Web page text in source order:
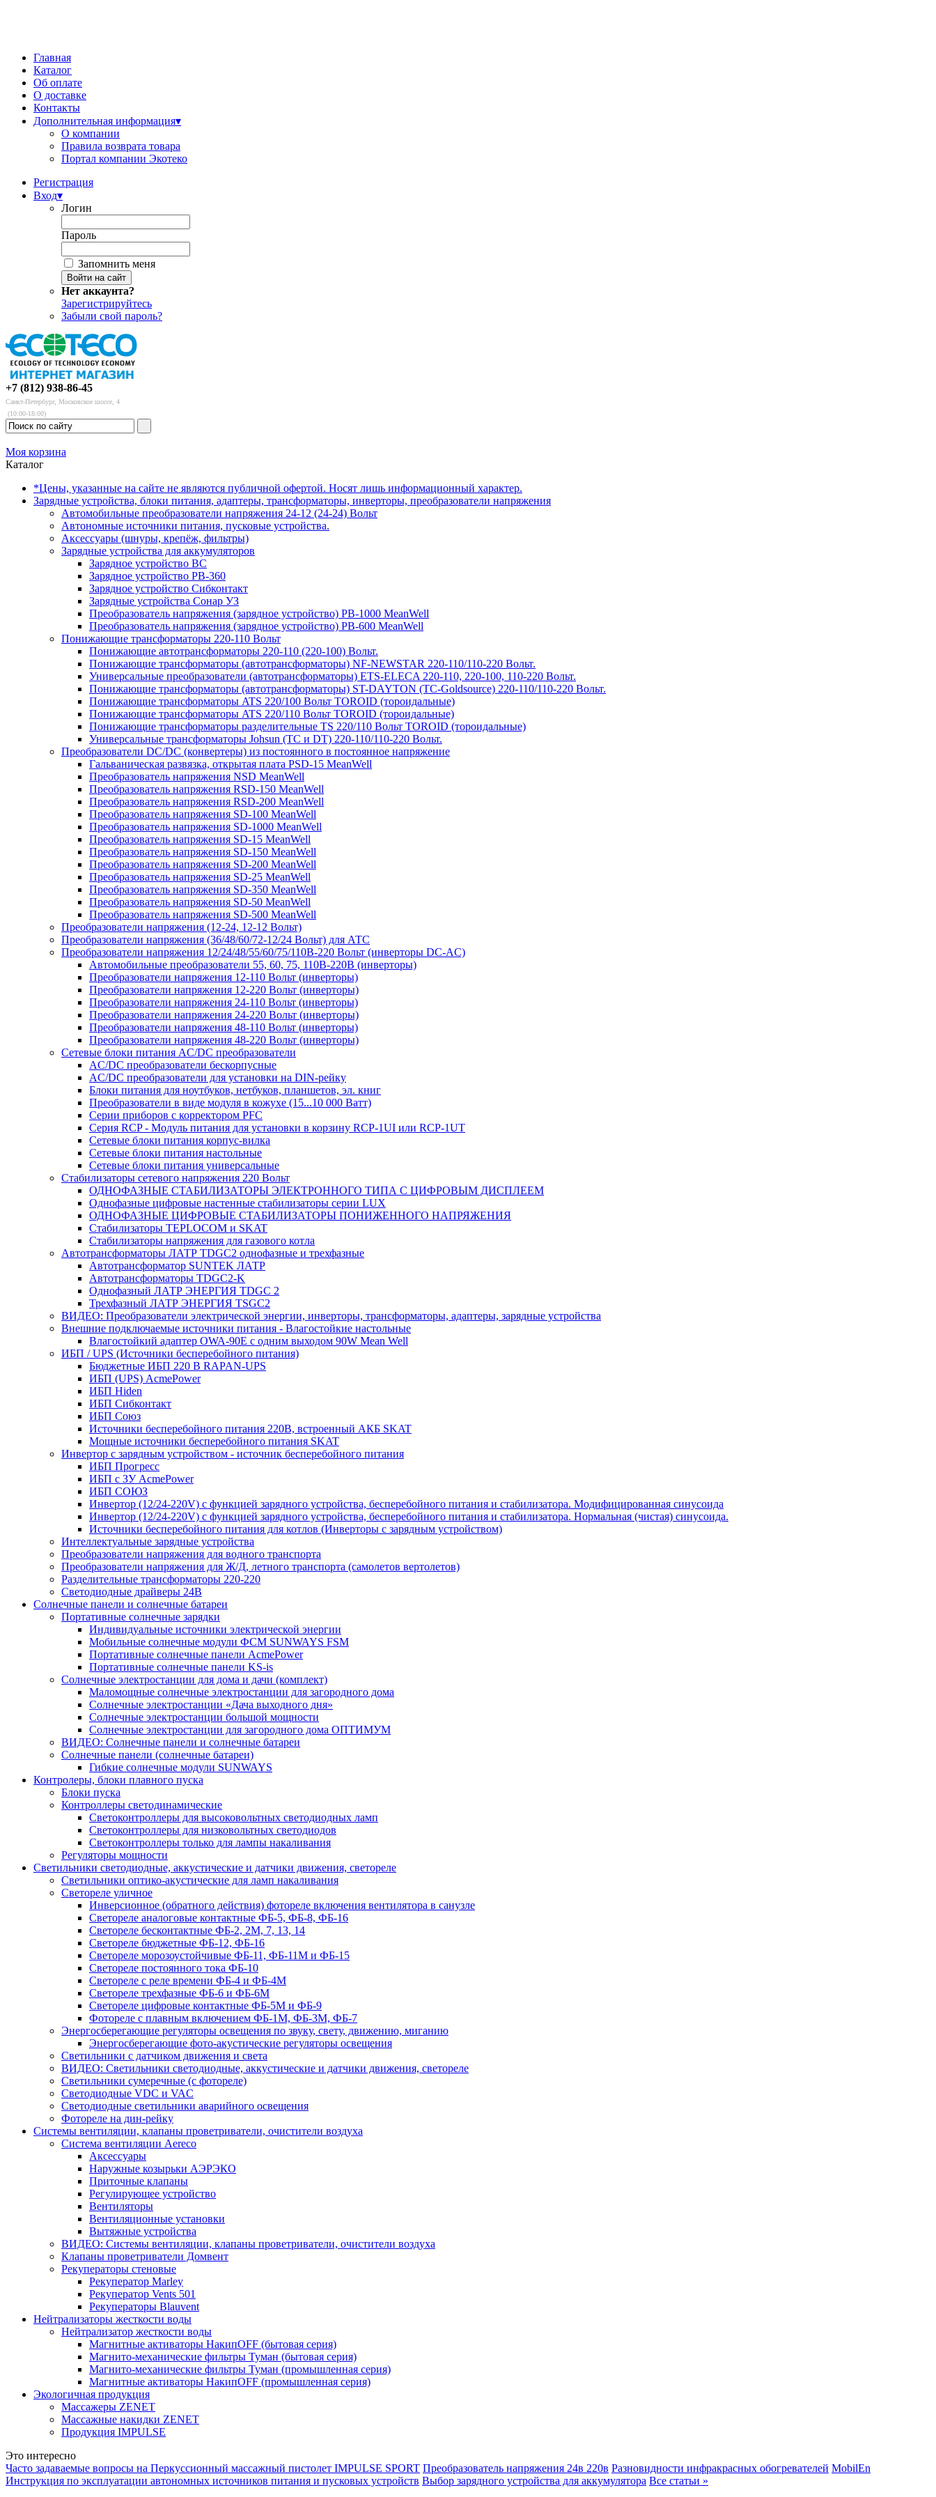
Главная
Каталог
Об оплате
О доставке
Контакты
Дополнительная информация▾
О компании
Правила возврата товара
Портал компании Экотеко
Регистрация
Вход▾
Логин
Пароль
Запомнить меня
Нет аккаунта?
Зарегистрируйтесь
Забыли свой пароль?
+7 (812) 938-86-45
Санкт-Петербург, Московское шоссе, 4
(10:00-18:00)
Моя корзина
Каталог
*Цены, указанные на сайте не являются публичной офертой. Носят лишь информационный характер.
Зарядные устройства, блоки питания, адаптеры, трансформаторы, инверторы, преобразователи напряжения
Автомобильные преобразователи напряжения 24-12 (24-24) Вольт
Автономные источники питания, пусковые устройства.
Аксессуары (шнуры, крепёж, фильтры)
Зарядные устройства для аккумуляторов
Зарядное устройство BC
Зарядное устройство PB-360
Зарядное устройство Сибконтакт
Зарядные устройства Сонар УЗ
Преобразователь напряжения (зарядное устройство) PB-1000 MeanWell
Преобразователь напряжения (зарядное устройство) PB-600 MeanWell
Понижающие трансформаторы 220-110 Вольт
Понижающие автотрансформаторы 220-110 (220-100) Вольт.
Понижающие трансформаторы (автотрансформаторы) NF-NEWSTAR 220-110/110-220 Вольт.
Универсальные преобразователи (автотрансформаторы) ETS-ELECA 220-110, 220-100, 110-220 Вольт.
Понижающие трансформаторы (автотрансформаторы) ST-DAYTON (TC-Goldsource) 220-110/110-220 Вольт.
Понижающие трансформаторы ATS 220/100 Вольт TOROID (тороидальные)
Понижающие трансформаторы ATS 220/110 Вольт TOROID (тороидальные)
Понижающие трансформаторы разделительные TS 220/110 Вольт TOROID (тороидальные)
Универсальные трансформаторы Johsun (TС и DT) 220-110/110-220 Вольт.
Преобразователи DC/DC (конвертеры) из постоянного в постоянное напряжение
Гальваническая развязка, открытая плата PSD-15 MeanWell
Преобразователь напряжения NSD MeanWell
Преобразователь напряжения RSD-150 MeanWell
Преобразователь напряжения RSD-200 MeanWell
Преобразователь напряжения SD-100 MeanWell
Преобразователь напряжения SD-1000 MeanWell
Преобразователь напряжения SD-15 MeanWell
Преобразователь напряжения SD-150 MeanWell
Преобразователь напряжения SD-200 MeanWell
Преобразователь напряжения SD-25 MeanWell
Преобразователь напряжения SD-350 MeanWell
Преобразователь напряжения SD-50 MeanWell
Преобразователь напряжения SD-500 MeanWell
Преобразователи напряжения (12-24, 12-12 Вольт)
Преобразователи напряжения (36/48/60/72-12/24 Вольт) для АТС
Преобразователи напряжения 12/24/48/55/60/75/110В-220 Вольт (инверторы DC-AC)
Автомобильные преобразователи 55, 60, 75, 110В-220В (инверторы)
Преобразователи напряжения 12-110 Вольт (инверторы)
Преобразователи напряжения 12-220 Вольт (инверторы)
Преобразователи напряжения 24-110 Вольт (инверторы)
Преобразователи напряжения 24-220 Вольт (инверторы)
Преобразователи напряжения 48-110 Вольт (инверторы)
Преобразователи напряжения 48-220 Вольт (инверторы)
Сетевые блоки питания AC/DC преобразователи
AC/DC преобразователи бескорпусные
AC/DC преобразователи для установки на DIN-рейку
Блоки питания для ноутбуков, нетбуков, планшетов, эл. книг
Преобразователи в виде модуля в кожухе (15...10 000 Ватт)
Серии приборов с корректором PFC
Серия RCP - Модуль питания для установки в корзину RCP-1UI или RCP-1UT
Сетевые блоки питания корпус-вилка
Сетевые блоки питания настольные
Сетевые блоки питания универсальные
Стабилизаторы сетевого напряжения 220 Вольт
ОДНОФАЗНЫЕ СТАБИЛИЗАТОРЫ ЭЛЕКТРОННОГО ТИПА С ЦИФРОВЫМ ДИСПЛЕЕМ
Однофазные цифровые настенные стабилизаторы серии LUX
ОДНОФАЗНЫЕ ЦИФРОВЫЕ СТАБИЛИЗАТОРЫ ПОНИЖЕННОГО НАПРЯЖЕНИЯ
Стабилизаторы TEPLOCOM и SKAT
Стабилизаторы напряжения для газового котла
Автотрансформаторы ЛАТР TDGC2 однофазные и трехфазные
Автотрансформатор SUNTEK ЛАТР
Автотрансформаторы TDGC2-K
Однофазный ЛАТР ЭНЕРГИЯ TDGC 2
Трехфазный ЛАТР ЭНЕРГИЯ TSGC2
ВИДЕО: Преобразователи электрической энергии, инверторы, трансформаторы, адаптеры, зарядные устройства
Внешние подключаемые источники питания - Влагостойкие настольные
Влагостойкий адаптер OWA-90E с одним выходом 90W Mean Well
ИБП / UPS (Источники бесперебойного питания)
Бюджетные ИБП 220 В RAPAN-UPS
ИБП (UPS) AcmePower
ИБП Hiden
ИБП Сибконтакт
ИБП Союз
Источники бесперебойного питания 220В, встроенный АКБ SKAT
Мощные источники бесперебойного питания SKAT
Инвертор с зарядным устройством - источник бесперебойного питания
ИБП Прогресс
ИБП с ЗУ AcmePower
ИБП СОЮЗ
Инвертор (12/24-220V) с функцией зарядного устройства, бесперебойного питания и стабилизатора. Модифицированная синусоида
Инвертор (12/24-220V) с функцией зарядного устройства, бесперебойного питания и стабилизатора. Нормальная (чистая) синусоида.
Источники бесперебойного питания для котлов (Инверторы с зарядным устройством)
Интеллектуальные зарядные устройства
Преобразователи напряжения для водного транспорта
Преобразователи напряжения для Ж/Д, летного транспорта (самолетов вертолетов)
Разделительные трансформаторы 220-220
Светодиодные драйверы 24В
Солнечные панели и солнечные батареи
Портативные солнечные зарядки
Индивидуальные источники электрической энергии
Мобильные солнечные модули ФСМ SUNWAYS FSM
Портативные солнечные панели AcmePower
Портативные солнечные панели KS-is
Солнечные электростанции для дома и дачи (комплект)
Маломощные солнечные электростанции для загородного дома
Солнечные электростанции «Дача выходного дня»
Солнечные электростанции большой мощности
Солнечные электростанции для загородного дома ОПТИМУМ
ВИДЕО: Солнечные панели и солнечные батареи
Солнечные панели (солнечные батареи)
Гибкие солнечные модули SUNWAYS
Контролеры, блоки плавного пуска
Блоки пуска
Контроллеры светодинамические
Светоконтроллеры для высоковольтных светодиодных ламп
Светоконтроллеры для низковольтных светодиодов
Светоконтроллеры только для лампы накаливания
Регуляторы мощности
Светильники светодиодные, аккустические и датчики движения, светореле
Светильники оптико-акустические для ламп накаливания
Светореле уличное
Инверсионное (обратного действия) фотореле включения вентилятора в санузле
Светореле аналоговые контактные ФБ-5, ФБ-8, ФБ-16
Светореле бесконтактные ФБ-2, 2М, 7, 13, 14
Светореле бюджетные ФБ-12, ФБ-16
Светореле морозоустойчивые ФБ-11, ФБ-11М и ФБ-15
Светореле постоянного тока ФБ-10
Светореле с реле времени ФБ-4 и ФБ-4М
Светореле трехфазные ФБ-6 и ФБ-6М
Светореле цифровые контактные ФБ-5М и ФБ-9
Фотореле с плавным включением ФБ-1М, ФБ-3М, ФБ-7
Энергосберегающие регуляторы освещения по звуку, свету, движению, миганию
Энергосберегающие фото-акустические регуляторы освещения
Светильники с датчиком движения и света
ВИДЕО: Светильники светодиодные, аккустические и датчики движения, светореле
Светильники сумеречные (с фотореле)
Светодиодные VDC и VAC
Светодиодные светильники аварийного освещения
Фотореле на дин-рейку
Системы вентиляции, клапаны проветриватели, очистители воздуха
Система вентиляции Aereco
Аксессуары
Наружные козырьки АЭРЭКО
Приточные клапаны
Регулирующее устройство
Вентиляторы
Вентиляционные установки
Вытяжные устройства
ВИДЕО: Системы вентиляции, клапаны проветриватели, очистители воздуха
Клапаны проветриватели Домвент
Рекуператоры стеновые
Рекуператор Marley
Рекуператор Vents 501
Рекуператоры Blauvent
Нейтрализаторы жесткости воды
Нейтрализатор жесткости воды
Магнитные активаторы НакипOFF (бытовая серия)
Магнито-механические фильтры Туман (бытовая серия)
Магнито-механические фильтры Туман (промышленная серия)
Магнитные активаторы НакипOFF (промышленная серия)
Экологичная продукция
Массажеры ZENET
Массажные накидки ZENET
Продукция IMPULSE
Это интересно
Часто задаваемые вопросы на Перкуссионный массажный пистолет IMPULSE SPORT Преобразователь напряжения 24в 220в Разновидности инфракрасных обогревателей MobilEn
Инструкция по эксплуатации автономных источников питания и пусковых устройств Выбор зарядного устройства для аккумулятора Все статьи »